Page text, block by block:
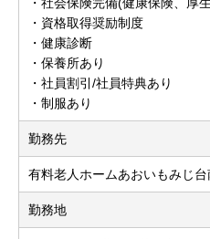
・社会保険完備(健康保険、厚
・資格取得奨励制度
・健康診断
・保養所あり
・社員割引/社員特典あり
・制服あり
勤務先
有料老人ホームあおいもみじ台
勤務地